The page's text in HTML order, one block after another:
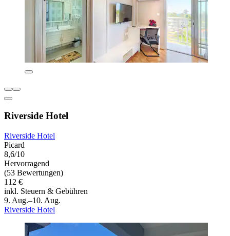
Riverside Hotel
Riverside Hotel
Picard
8,6/10
Hervorragend
(53 Bewertungen)
112 €
inkl. Steuern & Gebühren
9. Aug.–10. Aug.
Riverside Hotel